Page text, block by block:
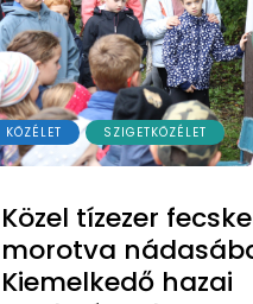
KÖZÉLET SZIGETKÖZÉLET
Közel tízezer
morotva
Kiemelkedő hazai